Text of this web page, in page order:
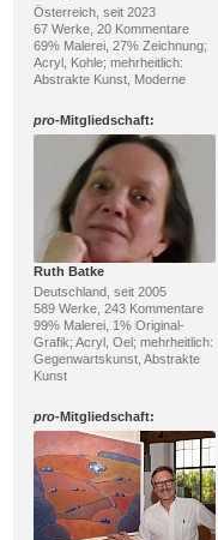
Österreich, seit 2023
67 Werke, 20 Kommentare
69% Malerei, 27% Zeichnung;
Acryl, Kohle; mehrheitlich:
Abstrakte Kunst, Moderne
pro-Mitgliedschaft:
Ruth Batke
Deutschland, seit 2005
589 Werke, 243 Kommentare
99% Malerei, 1% Original-
Grafik; Acryl, Oel; mehrheitlich:
Gegenwartskunst, Abstrakte
Kunst
pro-Mitgliedschaft: